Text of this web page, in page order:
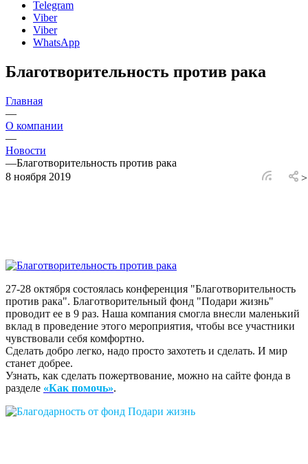
Telegram
Viber
Viber
WhatsApp
Благотворительность против рака
Главная
—
О компании
—
Новости
—Благотворительность против рака
>
8 ноября 2019
27-28 октября состоялась конференция "Благотворительность
против рака". Благотворительный фонд "Подари жизнь"
проводит ее в 9 раз. Наша компания смогла внесли маленький
вклад в проведение этого мероприятия, чтобы все участники
чувствовали себя комфортно.
Сделать добро легко, надо просто захотеть и сделать. И мир
станет добрее.
Узнать, как сделать пожертвование, можно на сайте фонда в
разделе «Как помочь».